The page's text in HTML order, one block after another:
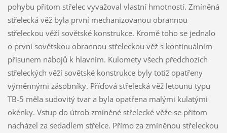
pohybu přitom střelec vyvažoval vlastní hmotností. Zmíněná
střelecká věž byla první mechanizovanou obrannou
střeleckou věží sovětské konstrukce. Kromě toho se jednalo
o první sovětskou obrannou střeleckou věž s kontinuálním
přísunem nábojů k hlavním. Kulomety všech předchozích
střeleckých věží sovětské konstrukce byly totiž opatřeny
výměnnými zásobníky. Příďová střelecká věž letounu typu
TB-5 měla sudovitý tvar a byla opatřena malými kulatými
okénky. Vstup do útrob zmíněné střelecké věže se přitom
nacházel za sedadlem střelce. Přímo za zmíněnou střeleckou